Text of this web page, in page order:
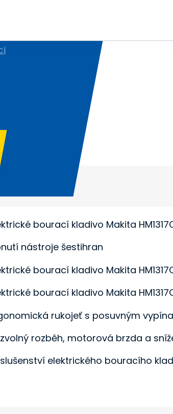
bourací kladivo Makita
nástroje šestihran
bourací kladivo Makita
bourací kladivo Makita
rukojeť s posuvným
rozběh, motorová brzda a
elektrického bouracího